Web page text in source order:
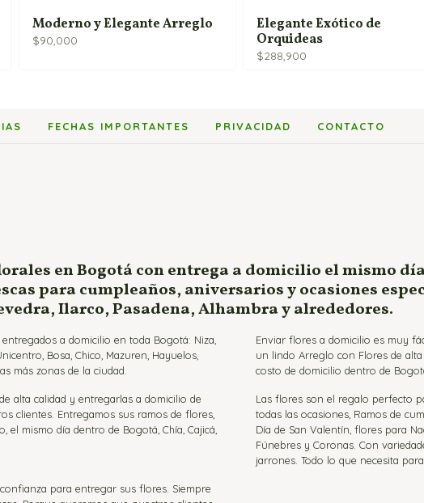
Moderno y Elegante Arreglo
$90,000
Elegante Exótico de
Orquideas
$288,900
FECHAS IMPORTANTES PRIVACIDAD CONTACTO
en Bogotá con entrega a domicilio el mismo
para cumpleaños, aniversarios y ocasiones
Ilarco, Pasadena, Alhambra y alrededores.
a domicilio en toda Bogotá: Niza,
Bosa, Chico, Mazuren, Hayuelos,
más zonas de la ciudad.
Enviar flores a domicilio es muy
un lindo Arreglo con Flores de
costo de domicilio dentro de
alta calidad y entregarlas a domicilio de
clientes. Entregamos sus ramos de flores,
mismo día dentro de Bogotá, Chía, Cajicá,
Las flores son el regalo perfecto
todas las ocasiones, Ramos de
Día de San Valentín, flores para
Fúnebres y Coronas. Con
jarrones. Todo lo que necesita
para entregar sus flores. Siempre